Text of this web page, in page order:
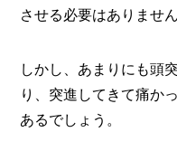
させる必要はありません
しかし、あまりにも頭
り、突進してきて痛か
あるでしょう。